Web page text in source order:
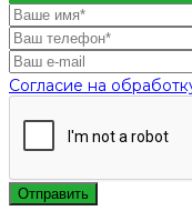
Согласие на
Отправить